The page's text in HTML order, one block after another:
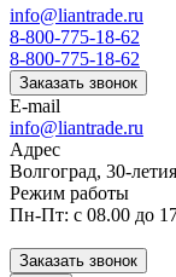
info@liantrade.ru
8-800-775-18-62
8-800-775-18-62
Заказать звонок
E-mail
info@liantrade.ru
Адрес
Волгоград, 30-
Режим работы
Пн-Пт: c 08.00 до
Заказать звонок